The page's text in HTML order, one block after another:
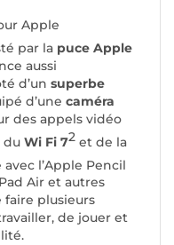
Apple
par la puce Apple
aussi
d’un superbe
d’une caméra
des appels vidéo
du Wi Fi 72 et de la
l’Apple Pencil
Air et autres
faire plusieurs
de jouer et